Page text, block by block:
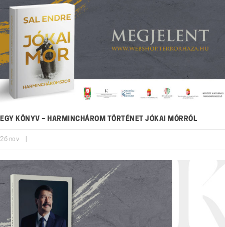
EGY KÖNYV – HARMINCHÁROM TÖRTÉNET JÓKAI MÓRRÓL
26 nov